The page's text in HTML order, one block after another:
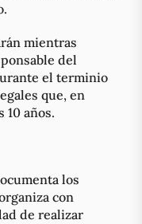
mientras
del
el terminio
que, en
10 años.
los
con
de realizar